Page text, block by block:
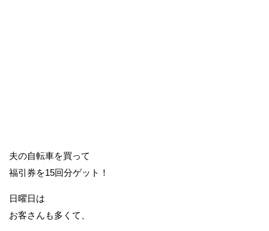
夫の自転車を買って
福引券を15回分ゲット！
日曜日は
お客さんも多くて、